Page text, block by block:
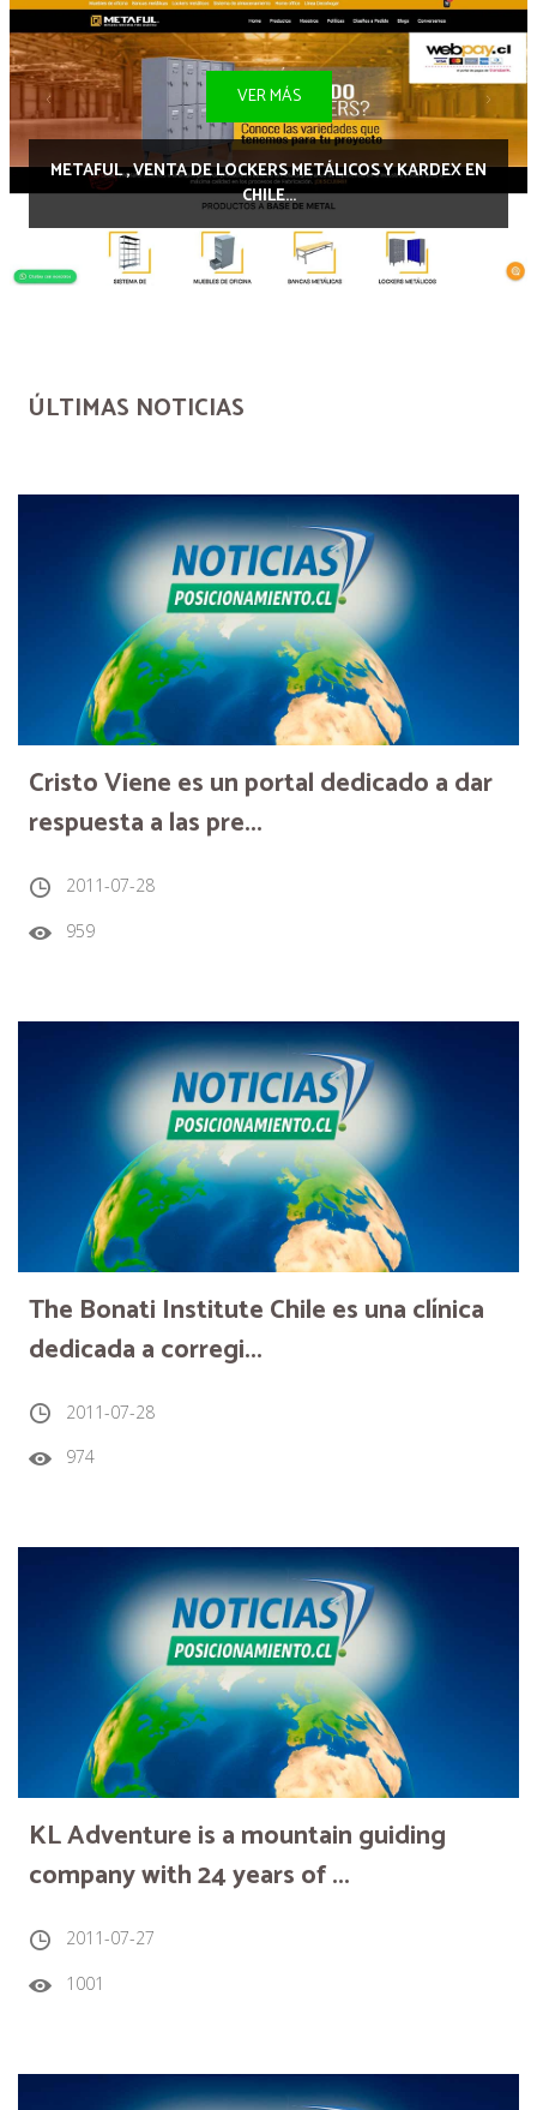
VER MÁS
METAFUL , VENTA DE LOCKERS METÁLICOS Y KARDEX EN
CHILE...
ÚLTIMAS NOTICIAS
Cristo Viene es un portal dedicado a dar
respuesta a las pre...
2011-07-28
959
The Bonati Institute Chile es una clínica
dedicada a corregi...
2011-07-28
974
KL Adventure is a mountain guiding
company with 24 years of ...
2011-07-27
1001